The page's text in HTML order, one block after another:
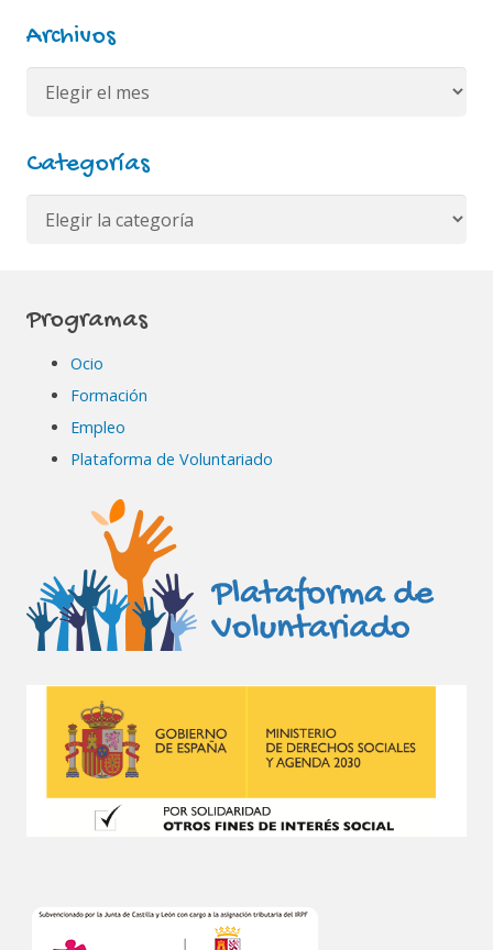
Archivos
Archivos
Categorías
Categorías
Programas
Ocio
Formación
Empleo
Plataforma de Voluntariado